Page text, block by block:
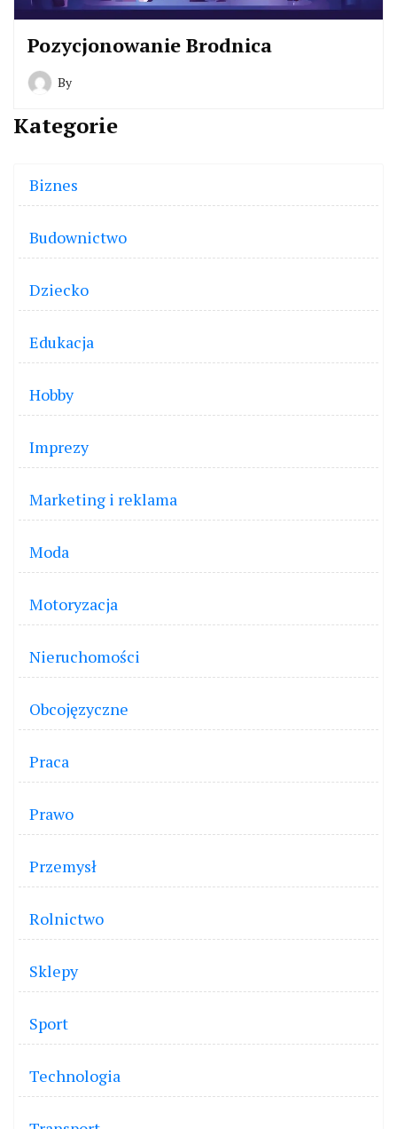
Pozycjonowanie Brodnica
By
Kategorie
Biznes
Budownictwo
Dziecko
Edukacja
Hobby
Imprezy
Marketing i reklama
Moda
Motoryzacja
Nieruchomości
Obcojęzyczne
Praca
Prawo
Przemysł
Rolnictwo
Sklepy
Sport
Technologia